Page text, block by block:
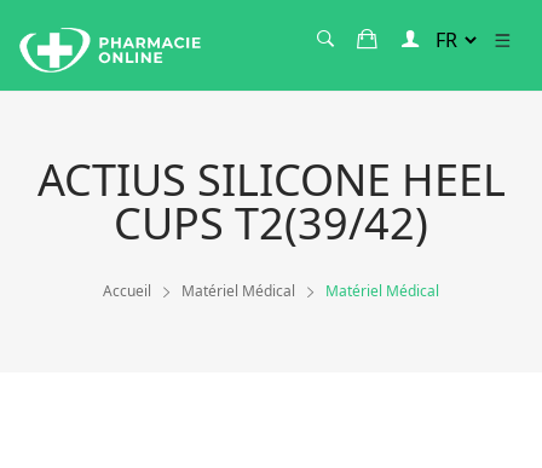
ACTIUS SILICONE HEEL
CUPS T2(39/42)
Accueil Matériel Médical Matériel Médical